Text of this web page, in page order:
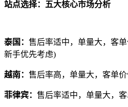
站点选择：五大核心市场分析
泰国： 售后率适中，单量大，客
新手优先考虑)
越南： 售后率高，单量大，客单价
菲律宾： 售后率适中，单量大，客